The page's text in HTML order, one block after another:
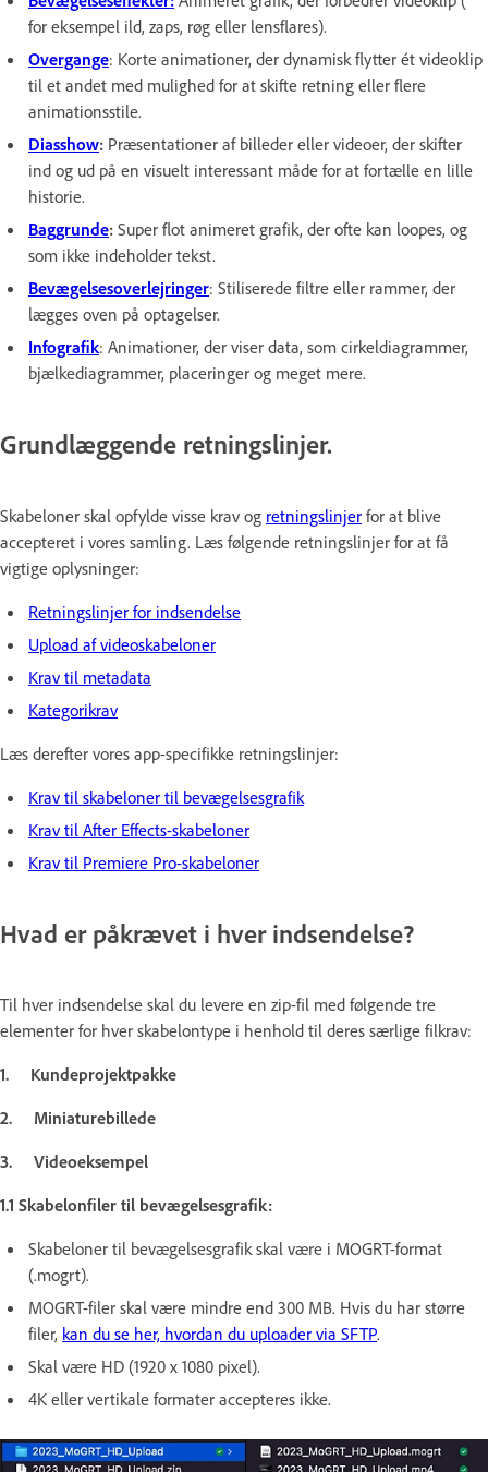
for eksempel ild, zaps, røg eller lensflares).
Overgange: Korte animationer, der dynamisk flytter ét videoklip
til et andet med mulighed for at skifte retning eller flere
animationsstile.
Diasshow: Præsentationer af billeder eller videoer, der skifter
ind og ud på en visuelt interessant måde for at fortælle en lille
historie.
Baggrunde: Super flot animeret grafik, der ofte kan loopes, og
som ikke indeholder tekst.
Bevægelsesoverlejringer: Stiliserede filtre eller rammer, der
lægges oven på optagelser.
Infografik: Animationer, der viser data, som cirkeldiagrammer,
bjælkediagrammer, placeringer og meget mere.
Grundlæggende retningslinjer.
Skabeloner skal opfylde visse krav og retningslinjer for at blive
accepteret i vores samling. Læs følgende retningslinjer for at få
vigtige oplysninger:
Retningslinjer for indsendelse
Upload af videoskabeloner
Krav til metadata
Kategorikrav
Læs derefter vores app-specifikke retningslinjer:
Krav til skabeloner til bevægelsesgrafik
Krav til After Effects-skabeloner
Krav til Premiere Pro-skabeloner
Hvad er påkrævet i hver indsendelse?
Til hver indsendelse skal du levere en zip-fil med følgende tre
elementer for hver skabelontype i henhold til deres særlige filkrav:
1. Kundeprojektpakke
2. Miniaturebillede
3. Videoeksempel
1.1 Skabelonfiler til bevægelsesgrafik:
Skabeloner til bevægelsesgrafik skal være i MOGRT-format
(.mogrt).
MOGRT-filer skal være mindre end 300 MB. Hvis du har større
filer, kan du se her, hvordan du uploader via SFTP.
Skal være HD (1920 x 1080 pixel).
4K eller vertikale formater accepteres ikke.